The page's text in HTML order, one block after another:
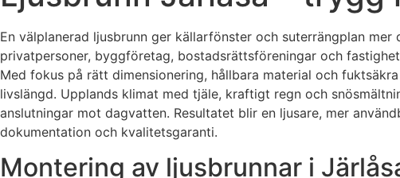
En välplanerad ljusbrunn ger källarfönster och suterrängplan
privatpersoner, byggföretag, bostadsrättsföreningar och
Med fokus på rätt dimensionering, hållbara material och
livslängd. Upplands klimat med tjäle, kraftigt regn och
anslutningar mot dagvatten. Resultatet blir en ljusare, mer
dokumentation och kvalitetsgaranti.
Montering av ljusbrunnar i